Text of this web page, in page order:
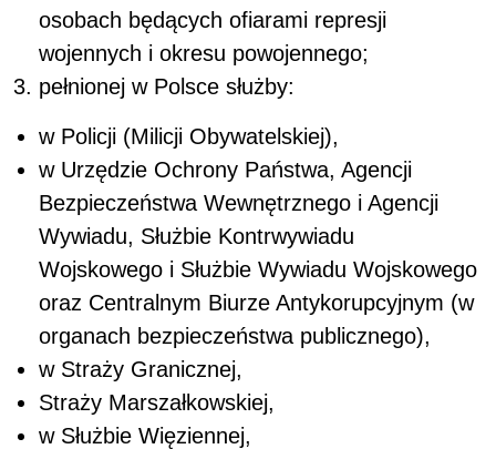
osobach będących ofiarami represji
wojennych i okresu powojennego;
pełnionej w Polsce służby:
w Policji (Milicji Obywatelskiej),
w Urzędzie Ochrony Państwa, Agencji
Bezpieczeństwa Wewnętrznego i Agencji
Wywiadu, Służbie Kontrwywiadu
Wojskowego i Służbie Wywiadu Wojskowego
oraz Centralnym Biurze Antykorupcyjnym (w
organach bezpieczeństwa publicznego),
w Straży Granicznej,
Straży Marszałkowskiej,
w Służbie Więziennej,